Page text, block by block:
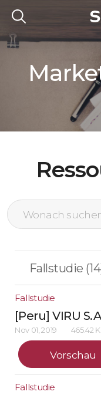
Fallstudie
[Peru] VIRU
Nov 01, 2019 465.42
Vorschau
Fallstudie